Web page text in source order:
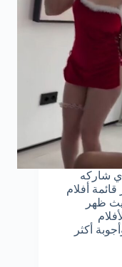
شاركه
أفلام
ظهر
أكثر